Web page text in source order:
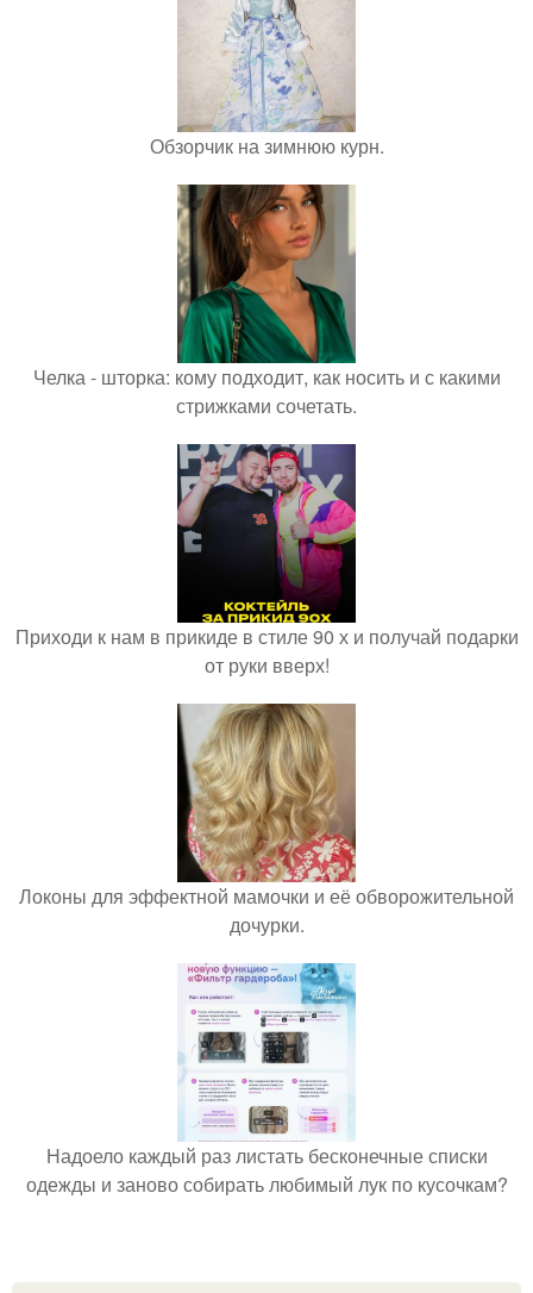
Обзорчик на зимнюю курн.
Челка - шторка: кому подходит, как носить и с какими
стрижками сочетать.
Приходи к нам в прикиде в стиле 90 х и получай подарки
от руки вверх!
Локоны для эффектной мамочки и её обворожительной
дочурки.
Надоело каждый раз листать бесконечные списки
одежды и заново собирать любимый лук по кусочкам?